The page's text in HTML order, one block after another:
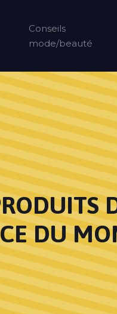
Conseils
mode/beauté
DU